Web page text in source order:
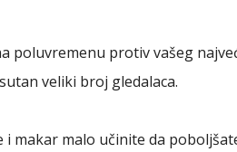
poluvremenu protiv vašeg
veliki broj gledalaca.
makar malo učinite da